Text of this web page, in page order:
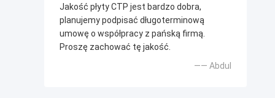
Jakość płyty CTP jest bardzo dobra,
planujemy podpisać długoterminową
umowę o współpracy z pańską firmą.
Proszę zachować tę jakość.
—— Abdul